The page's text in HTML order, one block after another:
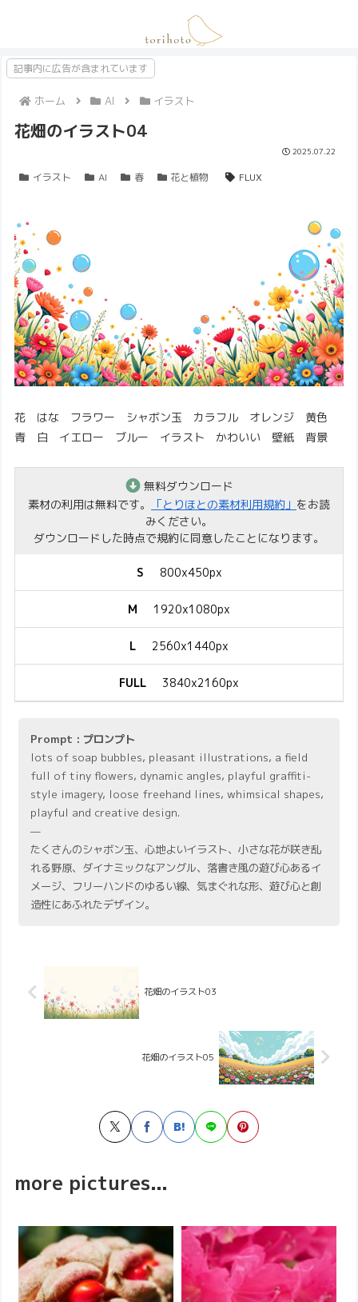
記事内に広告が含まれています
ホーム AI イラスト
花畑のイラスト04
2025.07.22
イラスト AI 春 花と植物 FLUX
花 はな フラワー シャボン玉 カラフル オレンジ 黄色
青 白 イエロー ブルー イラスト かわいい 壁紙 背景
無料ダウンロード
素材の利用は無料です。
「とりほとの素材利用規約」 をお読
みください。
ダウンロードした時点で規約に同意したことになります。
S 800x450px
M 1920x1080px
L 2560x1440px
FULL 3840x2160px
Prompt : プロンプト
lots of soap bubbles, pleasant illustrations, a field
full of tiny flowers, dynamic angles, playful graffiti-
style imagery, loose freehand lines, whimsical shapes,
playful and creative design.
—
たくさんのシャボン玉、心地よいイラスト、小さな花が咲き乱
れる野原、ダイナミックなアングル、落書き風の遊び心あるイ
メージ、フリーハンドのゆるい線、気まぐれな形、遊び心と創
造性にあふれたデザイン。
花畑のイラスト03
花畑のイラスト05
more pictures...